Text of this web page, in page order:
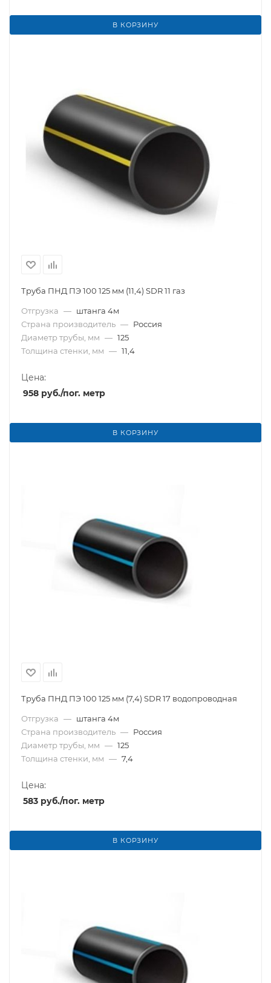
В КОРЗИНУ
Труба ПНД ПЭ 100 125 мм (11,4) SDR 11 газ
Отгрузка — штанга 4м
Страна производитель — Россия
Диаметр трубы, мм — 125
Толщина стенки, мм — 11,4
Цена:
958 руб./пог. метр
В КОРЗИНУ
Труба ПНД ПЭ 100 125 мм (7,4) SDR 17 водопроводная
Отгрузка — штанга 4м
Страна производитель — Россия
Диаметр трубы, мм — 125
Толщина стенки, мм — 7,4
Цена:
583 руб./пог. метр
В КОРЗИНУ